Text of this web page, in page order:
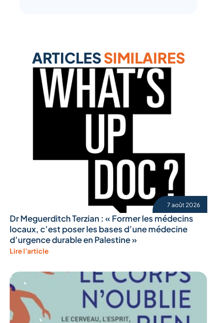
ARTICLESSIMILAIRES
7 août 2026
Dr Meguerditch Terzian : « Former les médecins
locaux, c’est poser les bases d’une médecine
d’urgence durable en Palestine »
Lire l'article